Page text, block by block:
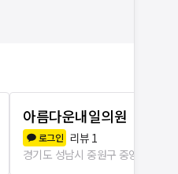
아름다운내일의원
로그인 리뷰 1
경기도 성남시 중원구 중앙동